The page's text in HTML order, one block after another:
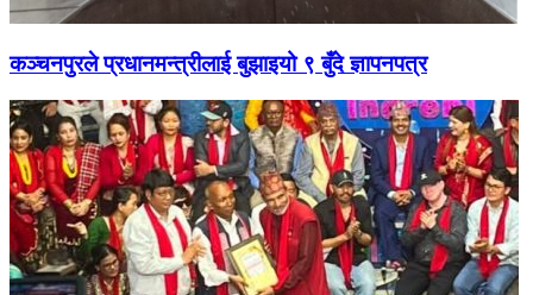
कञ्चनपुरले प्रधानमन्त्रीलाई बुझाइयो ९ बुँदे ज्ञापनपत्र